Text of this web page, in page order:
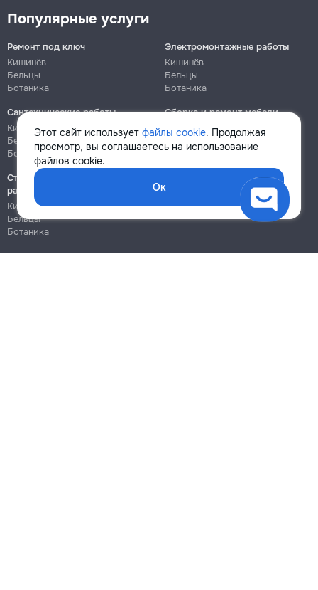
Этот сайт использует файлы cookie. Продолжая
просмотр, вы соглашаетесь на использование
файлов cookie.
Ок
Популярные услуги
Ремонт под ключ
Кишинёв
Бельцы
Ботаника
Электромонтажные работы
Кишинёв
Бельцы
Ботаника
Сантехнические работы
Кишинёв
Бельцы
Ботаника
Сборка и ремонт мебели
Кишинёв
Ботаника
Строительно-монтажные
работы
Кишинёв
Бельцы
Ботаника